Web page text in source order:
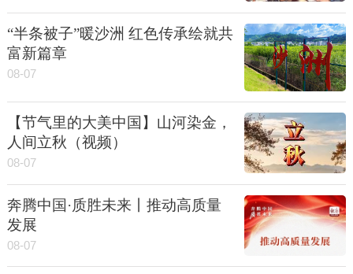
“半条被子”暖沙洲 红色传承绘就共
富新篇章
08-07
【节气里的大美中国】山河染金，
人间立秋（视频）
08-07
奔腾中国·质胜未来丨推动高质量
发展
08-07